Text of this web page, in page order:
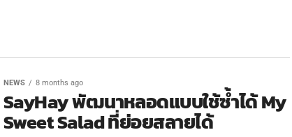
NEWS 8 months ago
SayHay พัฒนาหลอดแบบใช้ซ้ำได้ My
Sweet Salad ที่ย่อยสลายได้